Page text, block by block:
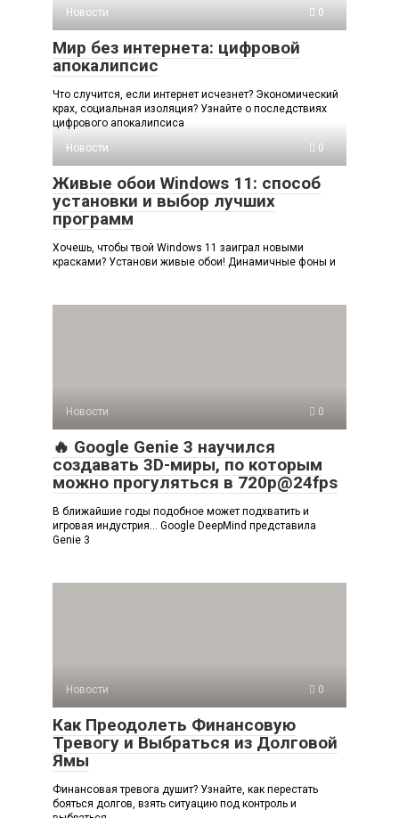
Новости 0
Мир без интернета: цифровой
апокалипсис
Что случится, если интернет исчезнет? Экономический
крах, социальная изоляция? Узнайте о последствиях
цифрового апокалипсиса
Новости
0
Живые обои Windows 11: способ
установки и выбор лучших
программ
Хочешь, чтобы твой Windows 11 заиграл новыми
красками? Установи живые обои! Динамичные фоны и
Новости 0
🔥 Google Genie 3 научился
создавать 3D-миры, по которым
можно прогуляться в 720p@24fps
В ближайшие годы подобное может подхватить и
игровая индустрия… Google DeepMind представила
Genie 3
Новости 0
Как Преодолеть Финансовую
Тревогу и Выбраться из Долговой
Ямы
Финансовая тревога душит? Узнайте, как перестать
бояться долгов, взять ситуацию под контроль и